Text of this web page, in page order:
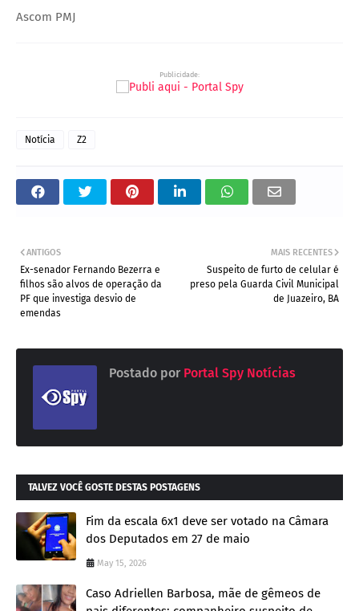
Ascom PMJ
Publicidade:
Notícia Z2
MAIS RECENTES
Suspeito de furto de celular é
preso pela Guarda Civil Municipal
de Juazeiro, BA
ANTIGOS
Ex-senador Fernando Bezerra e
filhos são alvos de operação da
PF que investiga desvio de
emendas
Postado por Portal Spy Notícias
TALVEZ VOCÊ GOSTE DESTAS POSTAGENS
Fim da escala 6x1 deve ser votado na Câmara
dos Deputados em 27 de maio
May 15, 2026
Caso Adriellen Barbosa, mãe de gêmeos de